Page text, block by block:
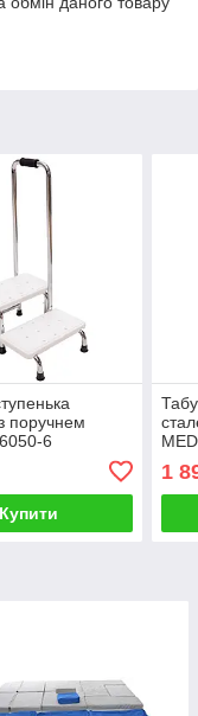
поручнем
6
Купити
1